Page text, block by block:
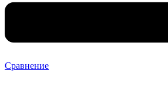
Сравнение